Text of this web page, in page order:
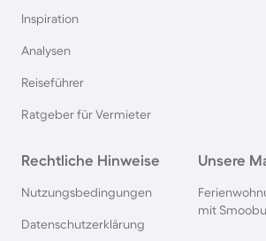
Ferienwohnungen mit Meerblick in
Timmendorfer Strand
Ferienwohnungen mit Meerblick in
Inspiration
Analysen
Reiseführer
Ratgeber für Vermieter
Rechtliche Hinweise
Nutzungsbedingungen
Datenschutzerklärung
Unsere
mit Smoobu